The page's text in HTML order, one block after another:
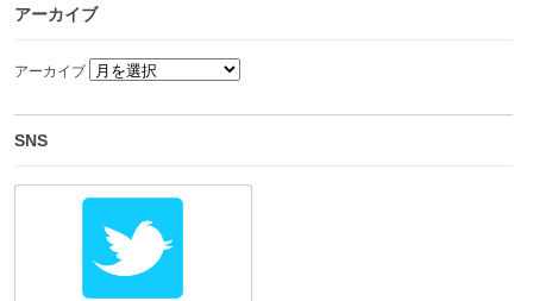
アーカイブ
アーカイブ
SNS